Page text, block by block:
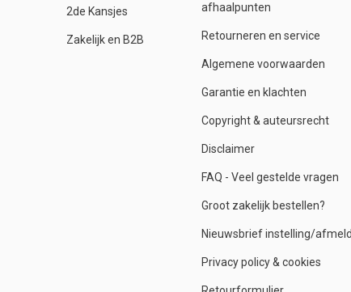
2de Kansjes
Zakelijk en B2B
afhaalpunten
Retourneren en service
Algemene voorwaarden
Garantie en klachten
Copyright & auteursrecht
Disclaimer
FAQ - Veel gestelde vragen
Groot zakelijk bestellen?
Nieuwsbrief instelling/
Privacy policy & cookies